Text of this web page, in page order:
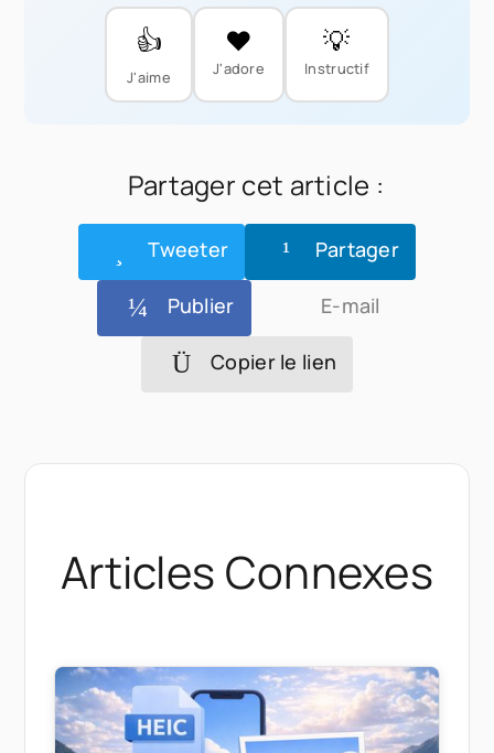
👍
J'aime
❤️
J'adore
💡
Instructif
Partager cet article :
Tweeter Partager
Publier E-mail
Copier le lien
Articles Connexes